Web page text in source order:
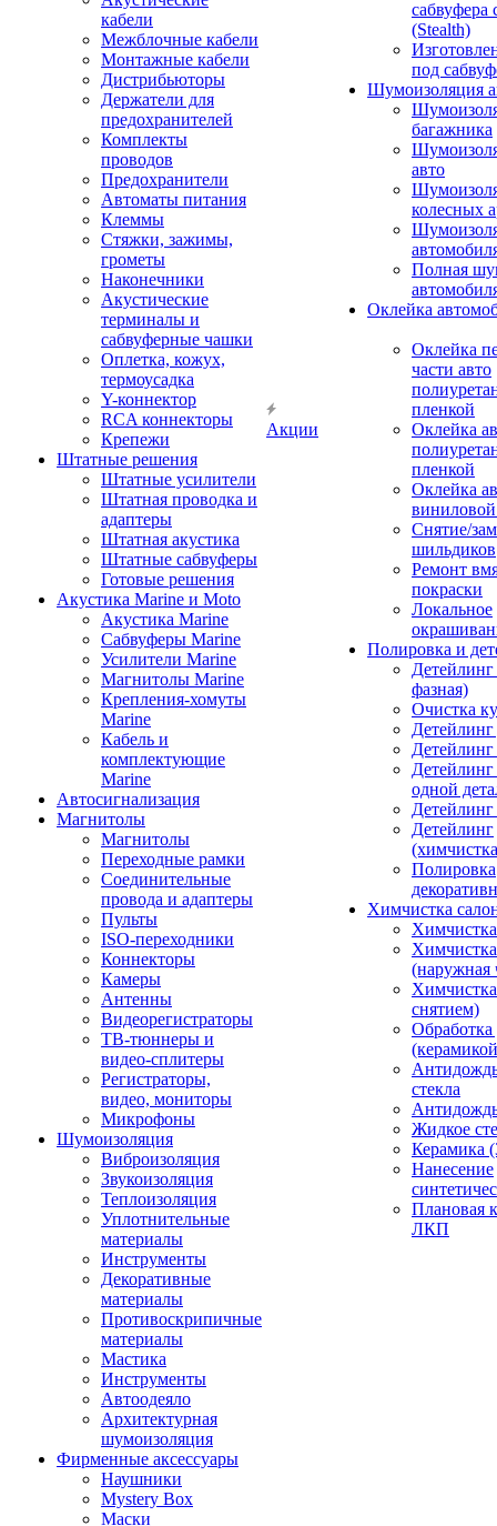
кабели
Межблочные кабели
Монтажные кабели
Дистрибьюторы
Держатели для
предохранителей
Комплекты
проводов
Предохранители
Автоматы питания
Клеммы
Стяжки, зажимы,
грометы
Наконечники
Акустические
терминалы и
сабвуферные чашки
Оплетка, кожух,
термоусадка
Y-коннектор
RCA коннекторы
Крепежи
Штатные решения
Штатные усилители
Штатная проводка и
адаптеры
Штатная акустика
Штатные сабвуферы
Готовые решения
Акустика Marine и Moto
Акустика Marine
Сабвуферы Marine
Усилители Marine
Магнитолы Marine
Крепления-хомуты
Marine
Кабель и
комплектующие
Marine
Автосигнализация
Магнитолы
Магнитолы
Переходные рамки
Соединительные
провода и адаптеры
Пульты
ISO-переходники
Коннекторы
Камеры
Антенны
Видеорегистраторы
ТВ-тюннеры и
видео-сплитеры
Регистраторы,
видео, мониторы
Микрофоны
Шумоизоляция
Виброизоляция
Звукоизоляция
Теплоизоляция
Уплотнительные
материалы
Инструменты
Декоративные
материалы
Противоскрипичные
материалы
Мастика
Инструменты
Автоодеяло
Архитектурная
шумоизоляция
Фирменные аксессуары
Наушники
Mystery Box
Маски
Акции
сабвуфера
(Stealth)
под
Шумоизоляция
багажника
авто
колесных
Полная
Оклейка
Оклейка
части авто
пленкой
Оклейка
пленкой
Оклейка
Снятие/
шильдиков
Ремонт
покраски
Локальное
Полировка и
фазная)
Очистка
Детейлинг
одной
Детейлинг
Полировка
Химчистка
(наружная
снятием)
Обработка
стекла
Жидкое
Керамика
Нанесение
Плановая
ЛКП